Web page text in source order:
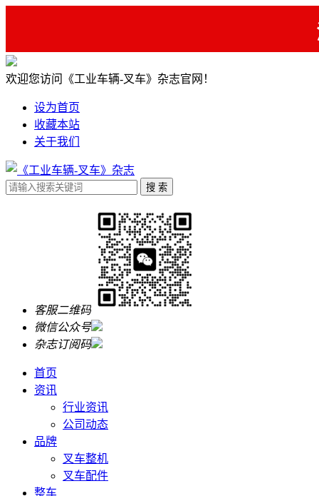
欢迎您访问《工业车辆-叉车》杂志官网！
设为首页
收藏本站
关于我们
客服二维码
微信公众号
杂志订阅码
首页
资讯
行业资讯
公司动态
品牌
叉车整机
叉车配件
整车